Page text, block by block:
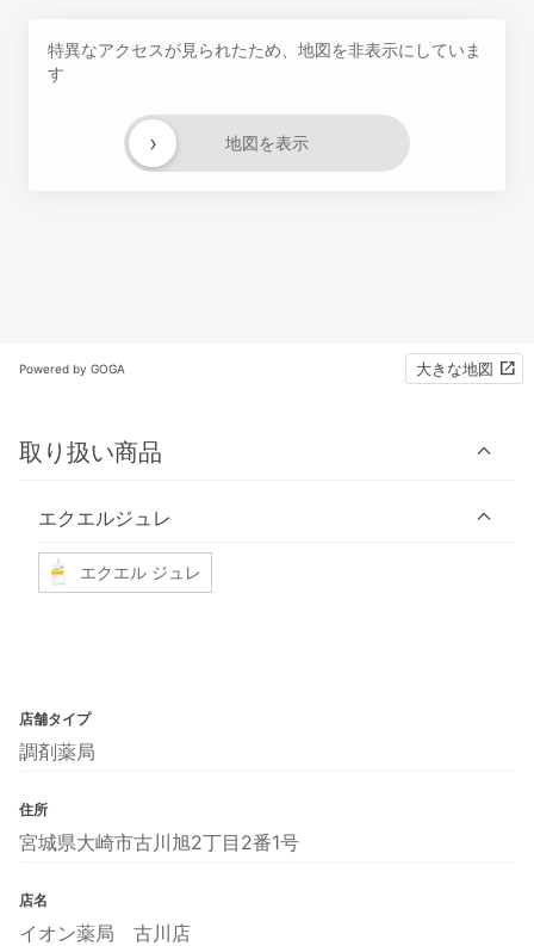
特異なアクセスが見られたため、地図を非表示にしていま
す
地図を表示
›
Powered by GOGA 大きな地図
取り扱い商品
エクエルジュレ
エクエル ジュレ
店舗タイプ
調剤薬局
住所
宮城県大崎市古川旭2丁目2番1号
店名
イオン薬局 古川店